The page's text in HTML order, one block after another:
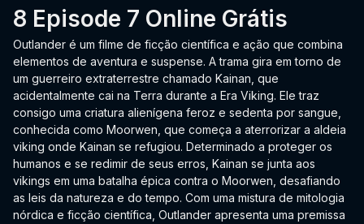
8 Episode 7 Online Grátis
Outlander é um filme de ficção científica e ação que combina
elementos de aventura e suspense. A trama gira em torno de
um guerreiro extraterrestre chamado Kainan, que
acidentalmente cai na Terra durante a Era Viking. Ele traz
consigo uma criatura alienígena feroz e sedenta por sangue,
conhecida como Moorwen, que começa a aterrorizar a aldeia
viking onde Kainan se refugiou. Determinado a proteger os
humanos e se redimir de seus erros, Kainan se junta aos
vikings em uma batalha épica contra o Moorwen, desafiando
as leis da natureza e do tempo. Com uma mistura de mitologia
nórdica e ficção científica, Outlander apresenta uma premissa